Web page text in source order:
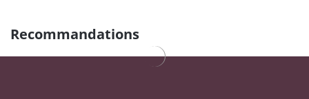
Recommandations